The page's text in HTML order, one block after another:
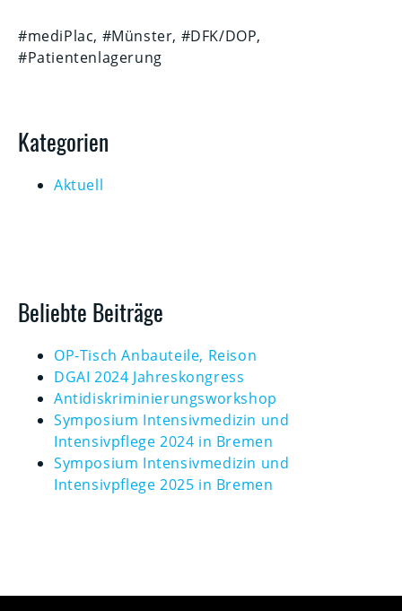
#mediPlac, #Münster, #DFK/DOP,
#Patientenlagerung
Kategorien
Aktuell
Beliebte Beiträge
OP-Tisch Anbauteile, Reison
DGAI 2024 Jahreskongress
Antidiskriminierungsworkshop
Symposium Intensivmedizin und
Intensivpflege 2024 in Bremen
Symposium Intensivmedizin und
Intensivpflege 2025 in Bremen